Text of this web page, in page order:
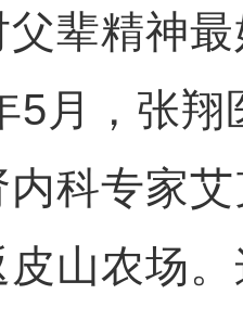
辈精神
，张翔
科专家
山农场